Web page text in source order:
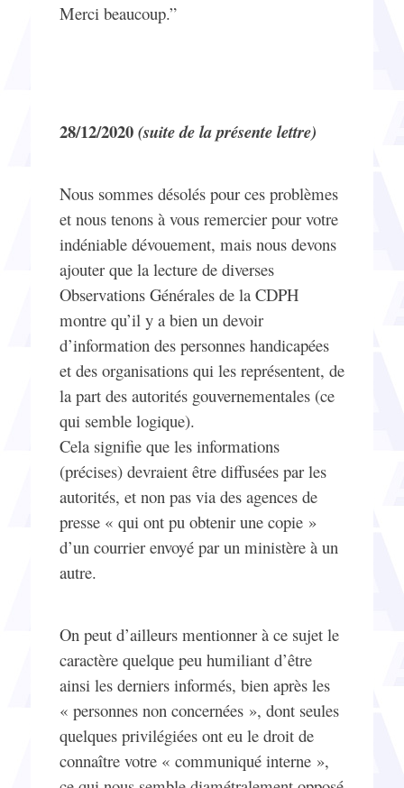
Merci beaucoup.”
28/12/2020(suite de la présente lettre)
Nous sommes désolés pour ces problèmes
et nous tenons à vous remercier pour votre
indéniable dévouement, mais nous devons
ajouter que la lecture de diverses
Observations Générales de la CDPH
montre qu’il y a bien un devoir
d’information des personnes handicapées
et des organisations qui les représentent, de
la part des autorités gouvernementales (ce
qui semble logique).
Cela signifie que les informations
(précises) devraient être diffusées par les
autorités, et non pas via des agences de
presse « qui ont pu obtenir une copie »
d’un courrier envoyé par un ministère à un
autre.
On peut d’ailleurs mentionner à ce sujet le
caractère quelque peu humiliant d’être
ainsi les derniers informés, bien après les
« personnes non concernées », dont seules
quelques privilégiées ont eu le droit de
connaître votre « communiqué interne »,